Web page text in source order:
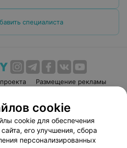
специалиста
Размещение рекламы
Способы оплаты
Партнеры
103.by
cookie
cookie для обеспечения
его улучшения, сбора
персонализированных